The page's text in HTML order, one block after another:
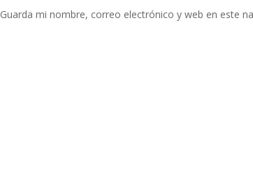
Guarda mi nombre, correo electrónico y web en este